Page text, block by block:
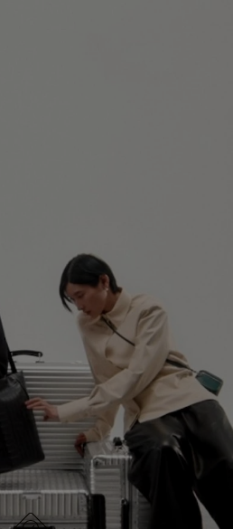
SIE NOCH MEHR
SIE ZU ALLEN RIMOWA
TASCHEN